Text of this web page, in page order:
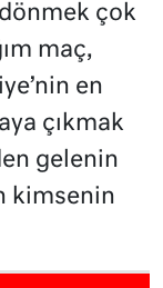
çok
maç,
en
çıkmak
gelenin
kimsenin